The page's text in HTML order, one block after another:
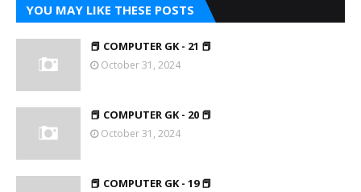
YOU MAY LIKE THESE POSTS
📕 COMPUTER GK - 21 📕
October 31, 2024
📕 COMPUTER GK - 20 📕
October 31, 2024
📕 COMPUTER GK - 19 📕